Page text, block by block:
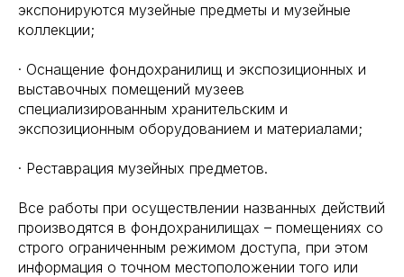
экспонируются музейные предметы и музейные
коллекции;
· Оснащение фондохранилищ и экспозиционных и
выставочных помещений музеев
специализированным хранительским и
экспозиционным оборудованием и материалами;
· Реставрация музейных предметов.
Все работы при осуществлении названных действий
производятся в фондохранилищах – помещениях со
строго ограниченным режимом доступа, при этом
информация о точном местоположении того или